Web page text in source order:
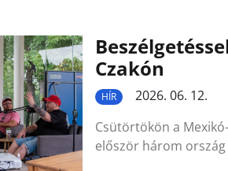
Czakón
HÍR
2026. 06. 12.
Csütörtökön a
először három ország